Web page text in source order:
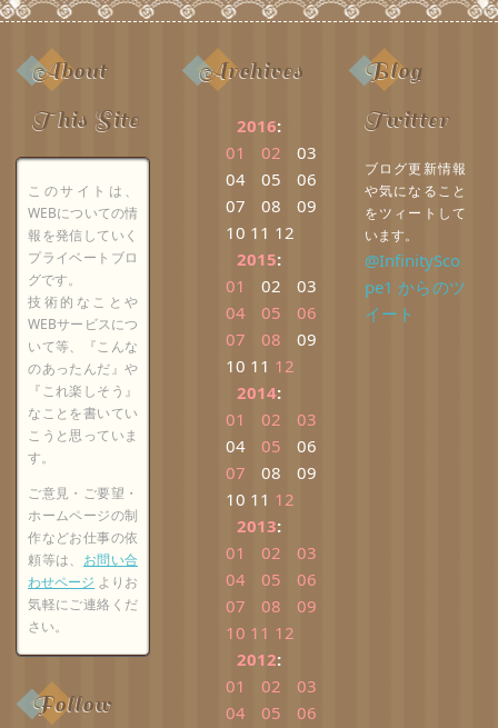
About
This Site
このサイトは、
WEBについての情
報を発信していく
プライベートブロ
グです。
技術的なことや
WEBサービスにつ
いて等、『こんな
のあったんだ』や
『これ楽しそう』
なことを書いてい
こうと思っていま
す。
ご意見・ご要望・
ホームページの制
作などお仕事の依
頼等は、 お問い合
わせページ よりお
気軽にご連絡くだ
さい。
Follow
Archives
2016:
01
02
03
04
05
06
07
08
09
10 11 12
2015:
01
02
03
04
05
06
07
08
09
10 11 12
2014:
01
02
03
04
05
06
07
08
09
10 11 12
2013:
01
02
03
04
05
06
07
08
09
10 11 12
2012:
01
02
03
04
05 06
Blog
Twitter
ブログ更新情報
や気になること
をツィートして
います。
@InfinitySco
pe1 からのツ
イート